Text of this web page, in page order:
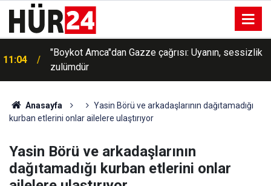
11:04
"Boykot Amca"dan Gazze çağrısı: Uyanın, sessizlik
zulümdür
Anasayfa
Yasin Börü ve arkadaşlarının dağıtamadığı
kurban etlerini onlar ailelere ulaştırıyor
Yasin Börü ve arkadaşlarının
dağıtamadığı kurban etlerini onlar